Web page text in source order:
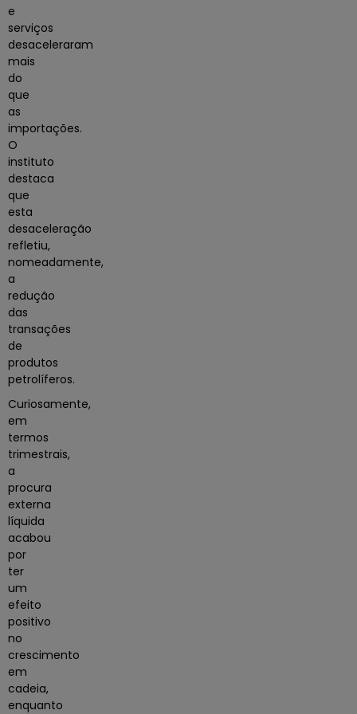
e
serviços
desaceleraram
mais
do
que
as
importações.
O
instituto
destaca
que
esta
desaceleração
refletiu,
nomeadamente,
a
redução
das
transações
de
produtos
petrolíferos.
Curiosamente,
em
termos
trimestrais,
a
procura
externa
líquida
acabou
por
ter
um
efeito
positivo
no
crescimento
em
cadeia,
enquanto